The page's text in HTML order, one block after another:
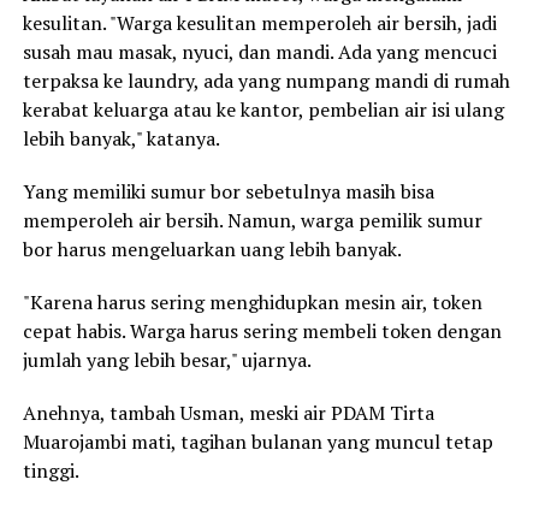
kesulitan. "Warga kesulitan memperoleh air bersih, jadi
susah mau masak, nyuci, dan mandi. Ada yang mencuci
terpaksa ke laundry, ada yang numpang mandi di rumah
kerabat keluarga atau ke kantor, pembelian air isi ulang
lebih banyak," katanya.
Yang memiliki sumur bor sebetulnya masih bisa
memperoleh air bersih. Namun, warga pemilik sumur
bor harus mengeluarkan uang lebih banyak.
"Karena harus sering menghidupkan mesin air, token
cepat habis. Warga harus sering membeli token dengan
jumlah yang lebih besar," ujarnya.
Anehnya, tambah Usman, meski air PDAM Tirta
Muarojambi mati, tagihan bulanan yang muncul tetap
tinggi.